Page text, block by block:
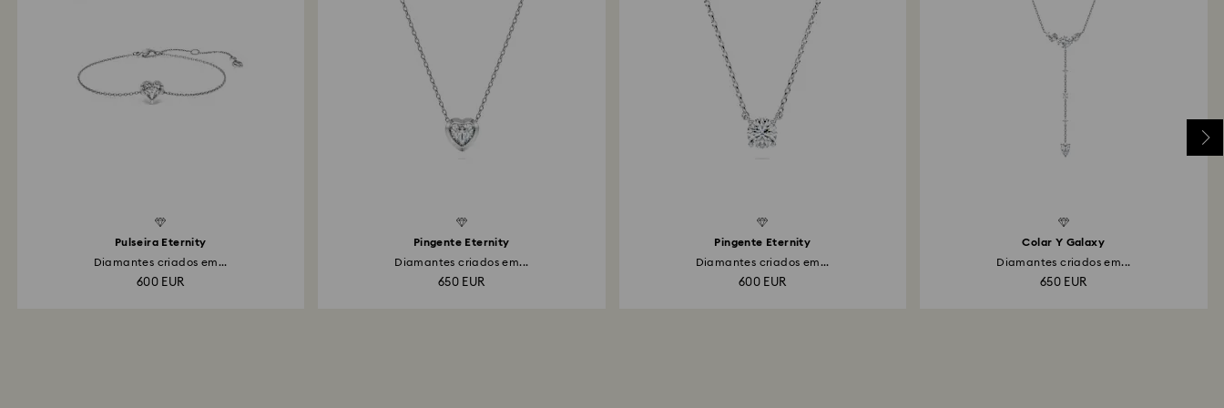
Pulseira Eternity
Diamantes criados em...
600 EUR
Pingente Eternity
Diamantes criados em...
650 EUR
Pingente Eternity
Diamantes criados em...
600 EUR
Colar Y Galaxy
Diamantes criados em...
650 EUR